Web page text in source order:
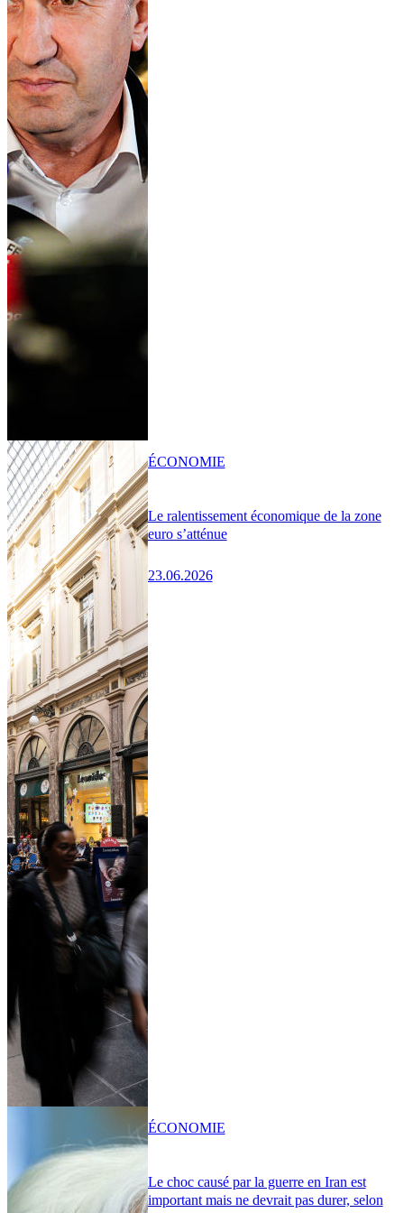
Le ralentissement économique de la zone
euro s’atténue
23.06.2026
ÉCONOMIE
Le choc causé par la guerre en Iran est
important mais ne devrait pas durer, selon
ÉCONOMIE